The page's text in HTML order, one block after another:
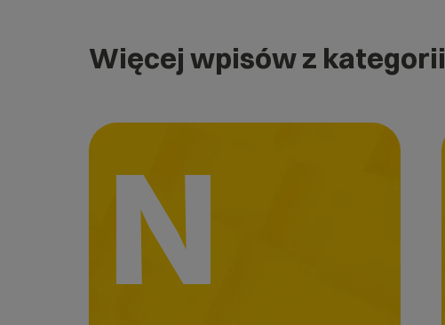
Więcej wpisów z kategorii
N